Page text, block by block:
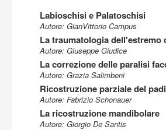
Labioschisi e Palatoschisi
Autore: GianVittorio Campus
La traumatologia dell'estremo
Autore: Giuseppe Giudice
La correzione delle paralisi
Autore: Grazia Salimbeni
Ricostruzione parziale del
Autore: Fabrizio Schonauer
La ricostruzione mandibolare
Autore: Giorgio De Santis